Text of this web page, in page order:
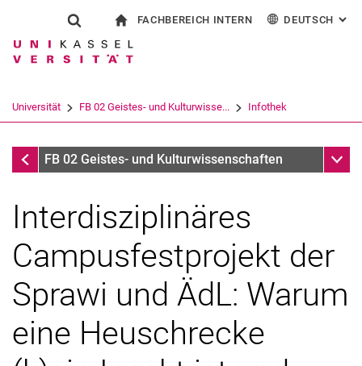
Springe direkt zu: Inhalt
Springe direkt zu: Suche
Springe direkt zu:
Suchformular
Suchbegriff
Suchen (öffnet externen Link in einem
FACHBEREICH INTERN DEUTSCH :
Universität FB 02 Geistes- und Kulturwisse... Infothek
InfothekFB 02 Geistes- und Kulturwissenschaften
Interdisziplinäres
Campusfestprojekt der
Sprawi und ÄdL: Warum
eine Heuschrecke